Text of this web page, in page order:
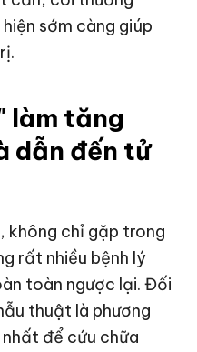
sớm càng giúp
làm tăng
dẫn đến tử
không chỉ gặp trong
rất nhiều bệnh lý
toàn ngược lại. Đối
thuật là phương
để cứu chữa